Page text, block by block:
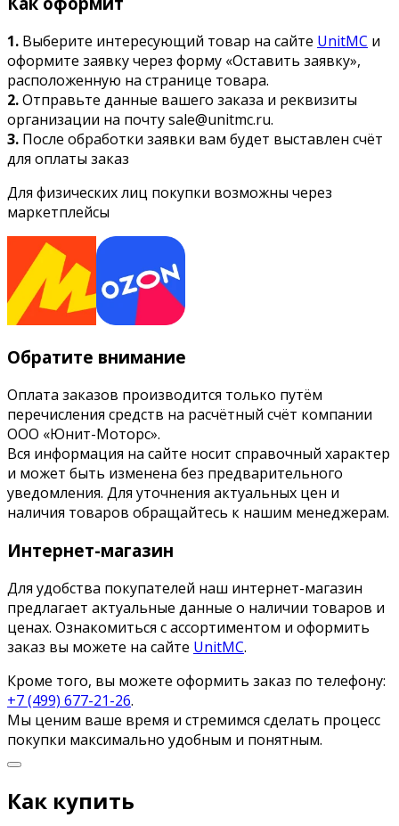
1. Выберите интересующий товар на сайте UnitMC и
оформите заявку через форму «Оставить заявку»,
расположенную на странице товара.
2.Отправьте данные вашего заказа и реквизиты
организации на почту sale@unitmc.ru.
3. После обработки заявки вам будет выставлен счёт
для оплаты заказ
Для физических лиц покупки возможны через
маркетплейсы
Обратите внимание
Оплата заказов производится только путём
перечисления средств на расчётный счёт компании
ООО «Юнит-Моторс».
Вся информация на сайте носит справочный характер
и может быть изменена без предварительного
уведомления. Для уточнения актуальных цен и
наличия товаров обращайтесь к нашим менеджерам.
Интернет-магазин
Для удобства покупателей наш интернет-магазин
предлагает актуальные данные о наличии товаров и
ценах. Ознакомиться с ассортиментом и оформить
заказ вы можете на сайте UnitMC.
Кроме того, вы можете оформить заказ по телефону:
+7 (499) 677-21-26.
Мы ценим ваше время и стремимся сделать процесс
покупки максимально удобным и понятным.
Как купить